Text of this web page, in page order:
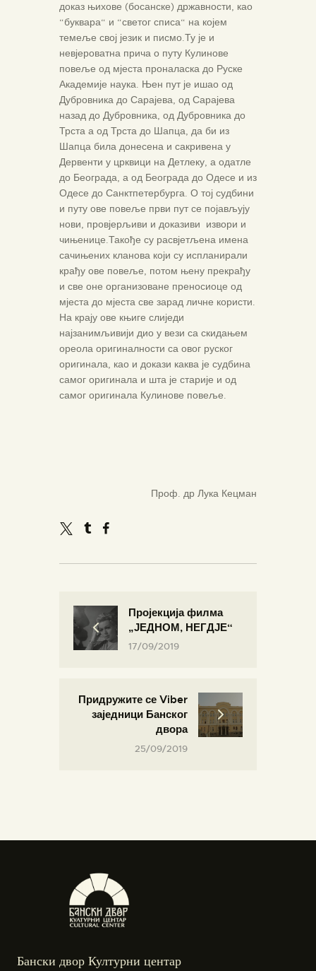
доказ њихове (босанске) државности, као
“буквара“ и “светог списа“ на којем
темеље свој језик и писмо.Ту је и
невјероватна прича о путу Кулинове
повеље од мјеста проналаска до Руске
Академије наука. Њен пут је ишао од
Дубровника до Сарајева, од Сарајева
назад до Дубровника, од Дубровника до
Трста а од Трста до Шапца, да би из
Шапца била донесена и сакривена у
Дервенти у црквици на Детлеку, а одатле
до Београда, а од Београда до Одесе и из
Одесе до Санктпетербурга. О тој судбини
и путу ове повеље први пут се појављују
нови, провјерљиви и доказиви извори и
чињенице.Такође су расвјетљена имена
сачињених кланова који су испланирали
крађу ове повеље, потом њену прекрађу
и све оне организоване преносиоце од
мјеста до мјеста све зарад личне користи.
На крају ове књиге слиједи
најзанимљивији дио у вези са скидањем
ореола оригиналности са овог руског
оригинала, као и докази каква је судбина
самог оригинала и шта је старије и од
самог оригинала Кулинове повеље.
Проф. др Лука Кецман
Пројекција филма
„ЈЕДНОМ, НЕГДЈЕ“
17/09/2019
Придружите се Viber
заједници Банског
двора
25/09/2019
Бански двор Културни центар